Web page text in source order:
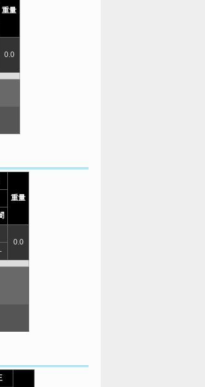
重量
0.0
重量
0.0
-